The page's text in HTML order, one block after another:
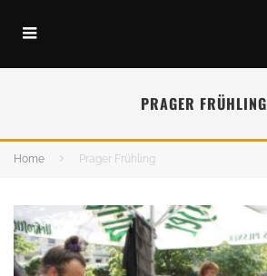
PRAGER FRÜHLING
Home Prager Frühling